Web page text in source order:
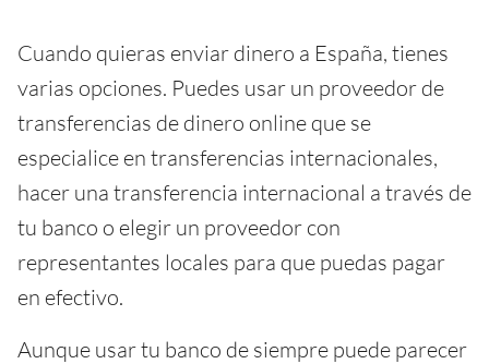
Cuando quieras enviar dinero a España, tienes
varias opciones. Puedes usar un proveedor de
transferencias de dinero online que se
especialice en transferencias internacionales,
hacer una transferencia internacional a través de
tu banco o elegir un proveedor con
representantes locales para que puedas pagar
en efectivo.
Aunque usar tu banco de siempre puede parecer